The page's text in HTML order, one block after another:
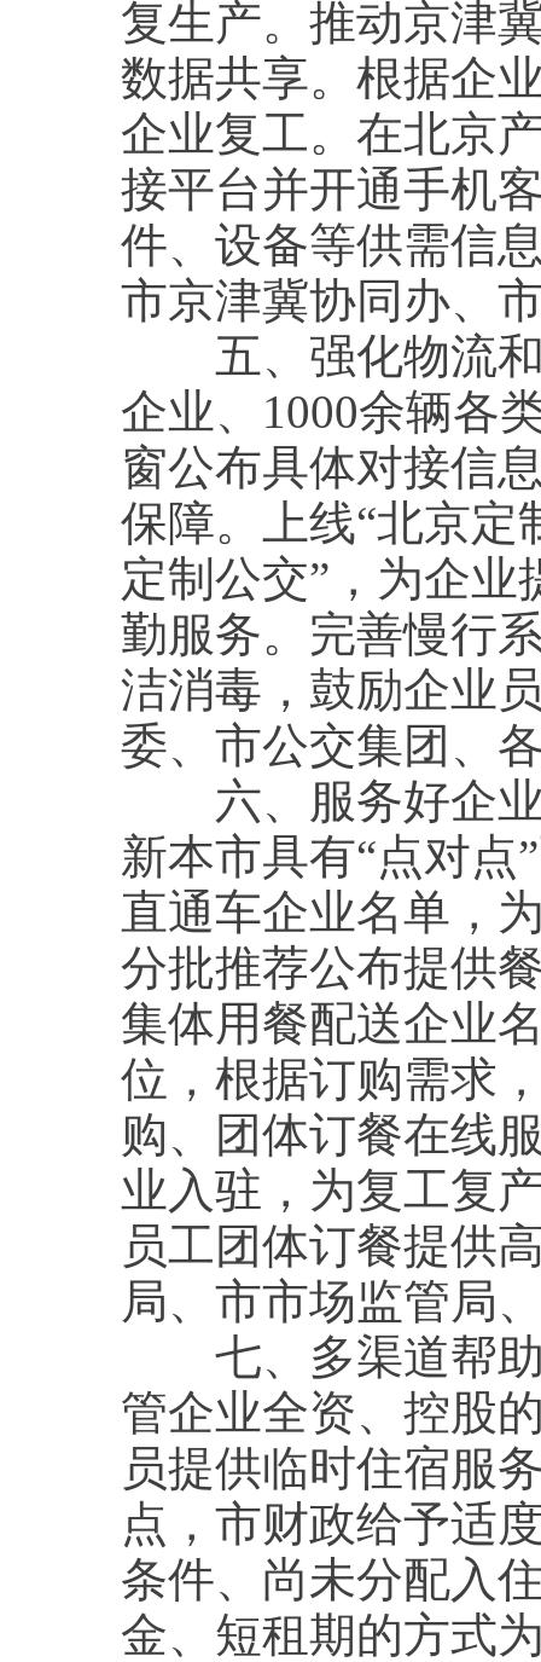
复生产。推动京津
数据共享。根据企
企业复工。在北京
接平台并开通手机
件、设备等供需信
市京津冀协同办、
五、强化物流和
企业、1000余辆各
窗公布具体对接信
保障。上线“北京定
定制公交”，为企
勤服务。完善慢行
洁消毒，鼓励企业
委、市公交集团、
六、服务好企业
新本市具有“点对点
直通车企业名单，
分批推荐公布提供
集体用餐配送企业
位，根据订购需求
购、团体订餐在线
业入驻，为复工复
员工团体订餐提供
局、市市场监管局
七、多渠道帮助
管企业全资、控股
员提供临时住宿服
点，市财政给予适
条件、尚未分配入
金、短租期的方式